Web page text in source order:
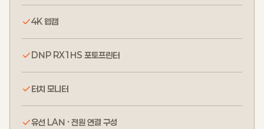
4K 웹캠
DNP RX1HS 포토프린터
터치 모니터
유선 LAN · 전원 연결 구성